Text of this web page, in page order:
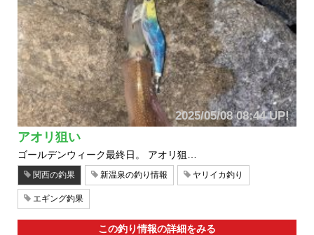
2025/05/08 08:44 UP!
アオリ狙い
ゴールデンウィーク最終日。 アオリ狙…
関西の釣果 新温泉の釣り情報 ヤリイカ釣り
エギング釣果
この釣り情報の詳細をみる